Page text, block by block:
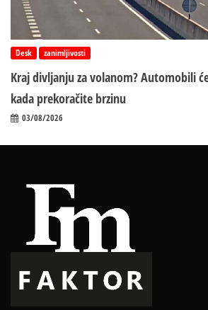
Desk zanimljivosti
Kraj divljanju za volanom? Automobili
kada prekoračite brzinu
03/08/2026